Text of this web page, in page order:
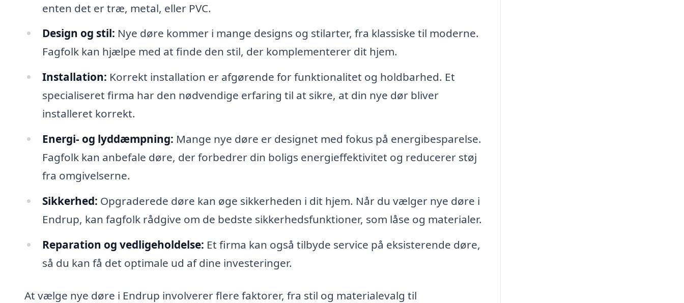
enten det er træ, metal, eller PVC.
Design og stil: Nye døre kommer i mange designs og stilarter, fra klassiske til moderne.
Fagfolk kan hjælpe med at finde den stil, der komplementerer dit hjem.
Installation: Korrekt installation er afgørende for funktionalitet og holdbarhed. Et
specialiseret firma har den nødvendige erfaring til at sikre, at din nye dør bliver
installeret korrekt.
Energi- og lyddæmpning: Mange nye døre er designet med fokus på energibesparelse.
Fagfolk kan anbefale døre, der forbedrer din boligs energieffektivitet og reducerer støj
fra omgivelserne.
Sikkerhed: Opgraderede døre kan øge sikkerheden i dit hjem. Når du vælger nye døre i
Endrup, kan fagfolk rådgive om de bedste sikkerhedsfunktioner, som låse og materialer.
Reparation og vedligeholdelse: Et firma kan også tilbyde service på eksisterende døre,
så du kan få det optimale ud af dine investeringer.
At vælge nye døre i Endrup involverer flere faktorer, fra stil og materialevalg til